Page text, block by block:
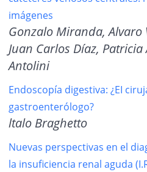
imágenes
Gonzalo Miranda, Alvaro
Juan Carlos Díaz,
Antolini
Endoscopía digestiva: ¿EI
gastroenterólogo?
ltalo Braghetto
Nuevas perspectivas en el
la insuficiencia renal aguda